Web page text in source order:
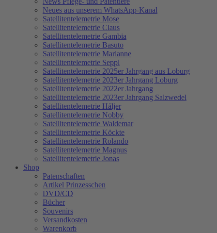
Neues aus unserem WhatsApp-Kanal
Satellitentelemetrie Mose
Satellitentelemetrie Claus
Satellitentelemetrie Gambia
Satellitentelemetrie Basuto
Satellitentelemetrie Marianne
Satellitentelemetrie Seppl
Satellitentelemetrie 2025er Jahrgang aus Loburg
Satellitentelemetrie 2023er Jahrgang Loburg
Satellitentelemetrie 2022er Jahrgang
Satellitentelemetrie 2023er Jahrgang Salzwedel
Satellitentelemetrie Håljer
Satellitentelemetrie Nobby
Satellitentelemetrie Waldemar
Satellitentelemetrie Köckte
Satellitentelemetrie Rolando
Satellitentelemetrie Magnus
Satellitentelemetrie Jonas
Shop
Patenschaften
Artikel Prinzesschen
DVD/CD
Bücher
Souvenirs
Versandkosten
Warenkorb